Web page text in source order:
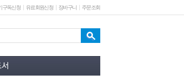
구독신청 유료회원신청 장바구니 주문조회